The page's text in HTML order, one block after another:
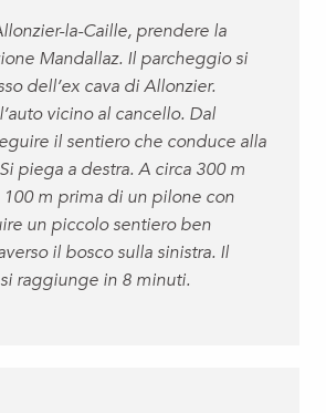
la-Caille, prendere la
Mandallaz. Il parcheggio si
dell’ex cava di Allonzier.
vicino al cancello. Dal
il sentiero che conduce alla
piega a destra. A circa 300 m
m prima di un pilone con
un piccolo sentiero ben
il bosco sulla sinistra. Il
raggiunge in 8 minuti.